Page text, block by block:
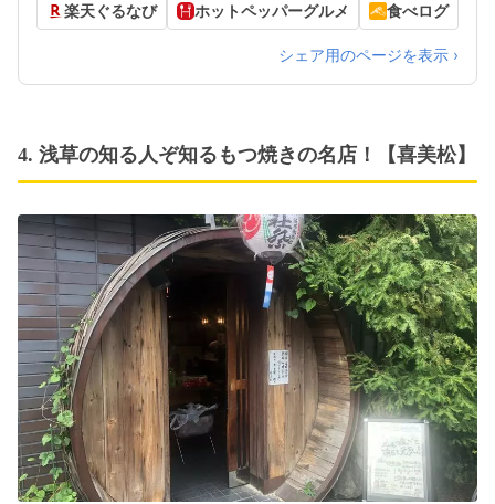
楽天ぐるなび ホットペッパーグルメ 食べログ
シェア用のページを表示 ›
4. 浅草の知る人ぞ知るもつ焼きの名店！【喜美松】